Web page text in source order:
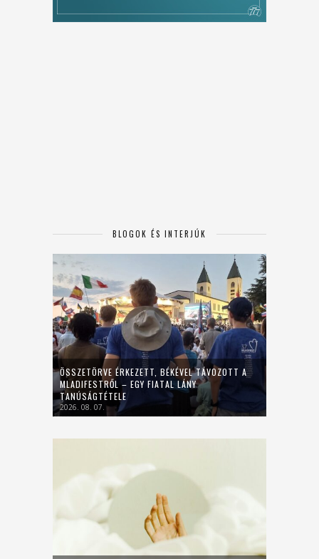
BLOGOK ÉS INTERJÚK
ÖSSZETÖRVE ÉRKEZETT, BÉKÉVEL TÁVOZOTT A
MLADIFESTRŐL – EGY FIATAL LÁNY
TANÚSÁGTÉTELE
2026. 08. 07.